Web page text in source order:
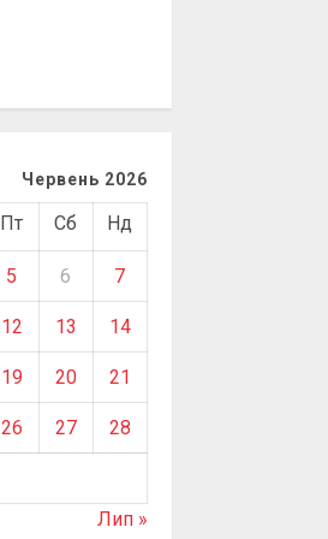
Червень 2026
Пт Сб Нд
5 6 7
12 13 14
19 20 21
26 27 28
Лип »